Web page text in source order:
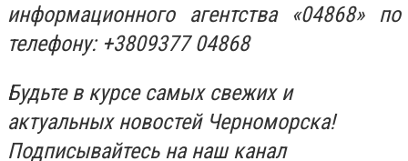
информационного агентства «04868» по
телефону: +3809377 04868
Будьте в курсе самых свежих и
актуальных новостей Черноморска!
Подписывайтесь на наш канал